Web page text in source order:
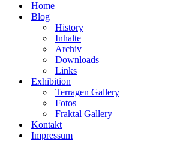
Home
Blog
History
Inhalte
Archiv
Downloads
Links
Exhibition
Terragen Gallery
Fotos
Fraktal Gallery
Kontakt
Impressum